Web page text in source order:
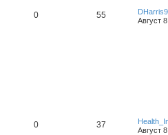
0 55
Август
0 37
Август